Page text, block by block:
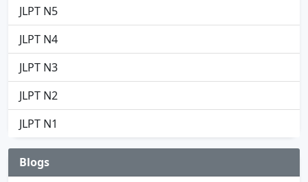
JLPT N5
JLPT N4
JLPT N3
JLPT N2
JLPT N1
Blogs